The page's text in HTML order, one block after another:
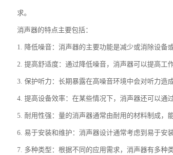
求。
消声器的特点主要包括：
1. 降低噪音：消声器的主要功能是减少或消除设备
2. 提高舒适度：通过降低噪音，消声器可以提高工
3. 保护听力：长期暴露在高噪音环境中会对听力造
4. 提高设备效率：在某些情况下，消声器还可以通
5. 耐用性强：量的消声器通常由耐用的材料制成，
6. 易于安装和维护：消声器设计通常考虑到易于安
7. 多种类型：根据不同的应用需求，消声器有多种